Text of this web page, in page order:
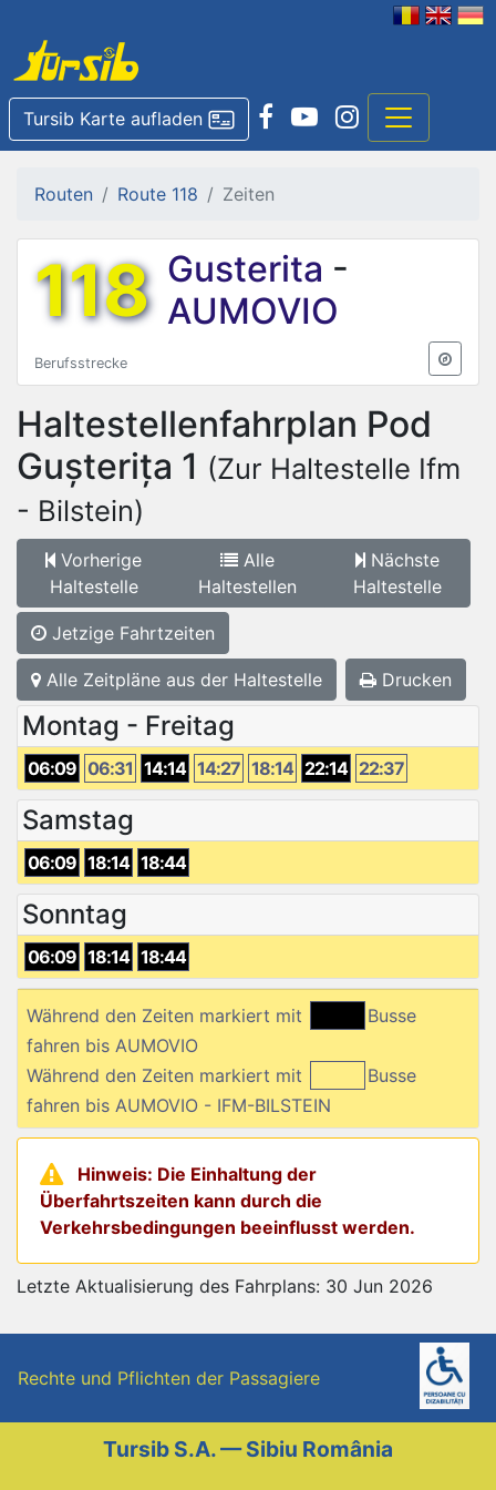
Tursib Karte aufladen
Routen Route 118 Zeiten
118 Gusterita -
AUMOVIO
Berufsstrecke
Haltestellenfahrplan Pod
Gușterița 1 (Zur Haltestelle Ifm
- Bilstein)
Vorherige
Haltestelle
Alle
Haltestellen
Nächste
Haltestelle
Jetzige Fahrtzeiten
Alle Zeitpläne aus der Haltestelle Drucken
Montag - Freitag
06:09 06:31 14:14 14:27 18:14 22:14 22:37
Samstag
06:09 18:14 18:44
Sonntag
06:09 18:14 18:44
Während den Zeiten markiert mit
Busse
fahren bis AUMOVIO
Während den Zeiten markiert mit
Busse
fahren bis AUMOVIO - IFM-BILSTEIN
Hinweis: Die Einhaltung der
Überfahrtszeiten kann durch die
Verkehrsbedingungen beeinflusst werden.
Letzte Aktualisierung des Fahrplans: 30 Jun 2026
Rechte und Pflichten der Passagiere
Tursib S.A. — Sibiu România